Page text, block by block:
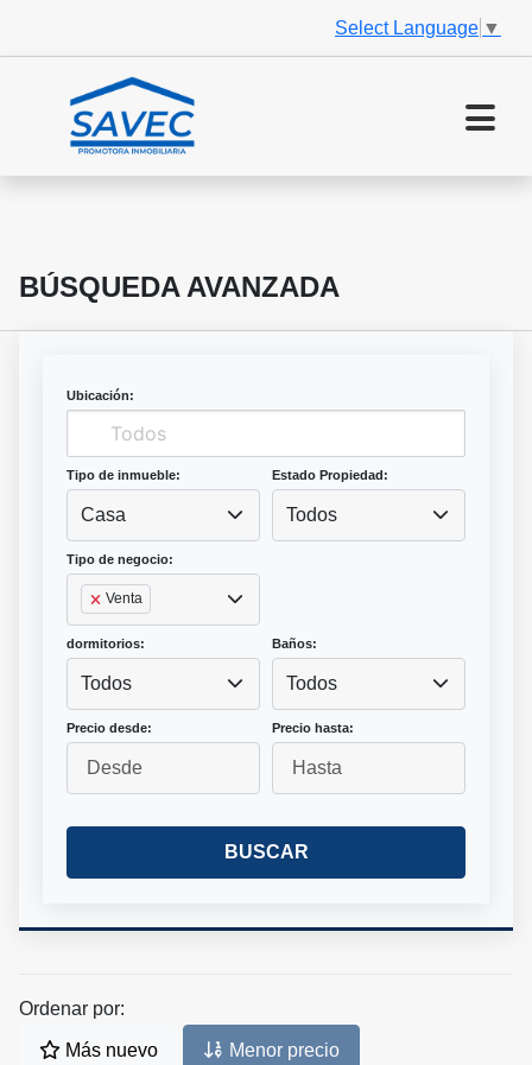
Select Language ▼
BÚSQUEDA AVANZADA
Ubicación:
Tipo de inmueble:
Casa
Estado Propiedad:
Todos
Tipo de negocio:
Venta
dormitorios:
Todos
Baños:
Todos
Precio desde: Precio hasta:
BUSCAR
Ordenar por:
Más nuevo Menor precio